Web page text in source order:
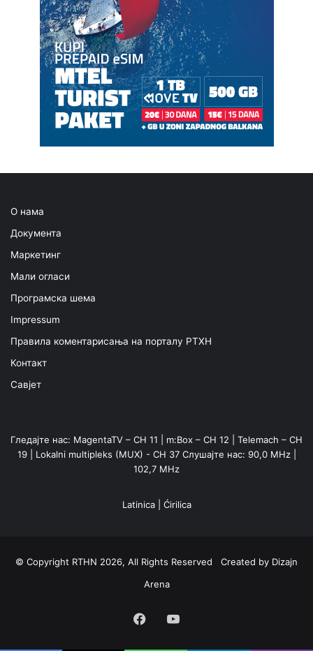
О нама
Документа
Маркетинг
Мали огласи
Програмска шема
Impressum
Правила коментарисања на порталу РТХН
Контакт
Савјет
Гледајте нас: MagentaTV – CH 11 | m:Box – CH 12 | Telemach – CH
19 | Lokalni multipleks (MUX) - CH 37 Слушајте нас: 90,0 MHz |
102,7 MHz
Latinica| Ćirilica
© Copyright RTHN 2026, All Rights Reserved Created by Dizajn
Arena
Facebook